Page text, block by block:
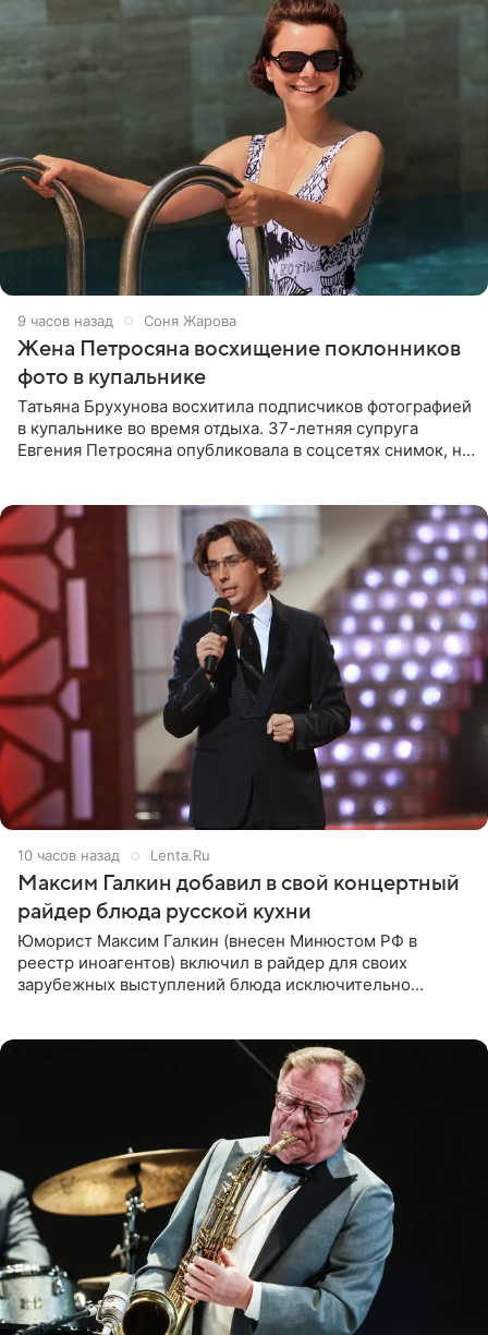
9 часов назад Соня Жарова
Жена Петросяна восхищение поклонников
фото в купальнике
Татьяна Брухунова восхитила подписчиков фотографией
в купальнике во время отдыха. 37-летняя супруга
Евгения Петросяна опубликовала в соцсетях снимок, на
10 часов назад Lenta.Ru
Максим Галкин добавил в свой концертный
райдер блюда русской кухни
Юморист Максим Галкин (внесен Минюстом РФ в
реестр иноагентов) включил в райдер для своих
зарубежных выступлений блюда исключительно